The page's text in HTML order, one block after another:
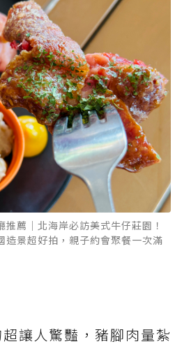
推薦｜北海岸必訪美式牛仔莊園！
造景超好拍，親子約會聚餐一次滿
讓人驚豔，豬腳肉量紮